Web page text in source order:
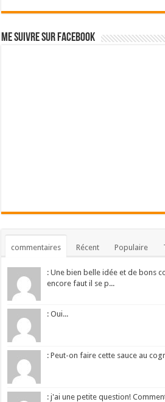
Me suivre sur Facebook
commentaires Récent Populaire
: Une bien belle idée et de bons
encore faut il se p...
: Oui...
: Peut-on faire cette sauce au
: j'ai une petite question!